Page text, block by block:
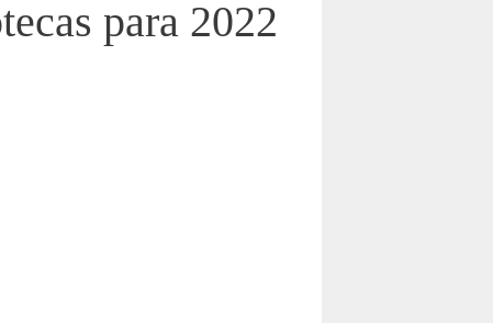
para 2022